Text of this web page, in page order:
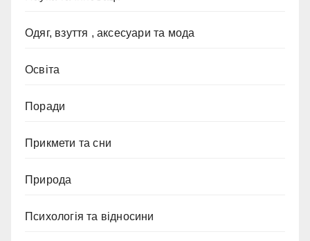
Одяг, взуття , аксесуари та мода
Освіта
Поради
Прикмети та сни
Природа
Психологія та відносини